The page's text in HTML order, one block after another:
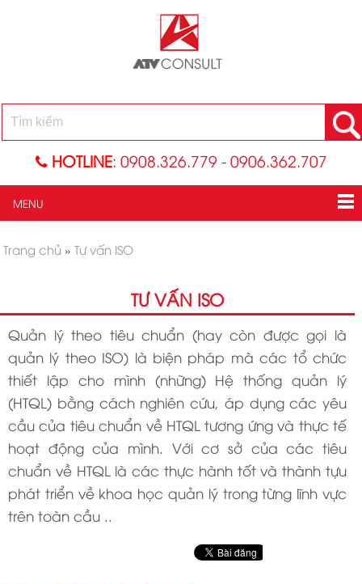
HOTLINE: 0908.326.779 - 0906.362.707
MENU
Trang chủ » Tư vấn ISO
TƯ VẤN ISO
Quản lý theo tiêu chuẩn (hay còn được gọi là
quản lý theo ISO) là biện pháp mà các tổ chức
thiết lập cho mình (những) Hệ thống quản lý
(HTQL) bằng cách nghiên cứu, áp dụng các yêu
cầu của tiêu chuẩn về HTQL tương ứng và thực tế
hoạt động của mình. Với cơ sở của các tiêu
chuẩn về HTQL là các thực hành tốt và thành tựu
phát triển về khoa học quản lý trong từng lĩnh vực
trên toàn cầu ..